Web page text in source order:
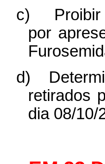
c)
por
d)
retirados
dia 08/10/